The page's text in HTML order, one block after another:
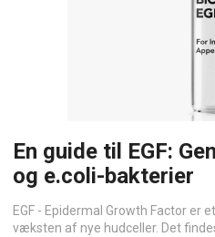
En guide til EGF:
og e.coli-bakterier
EGF - Epidermal Growth Factor er
væksten af nye hudceller. Det